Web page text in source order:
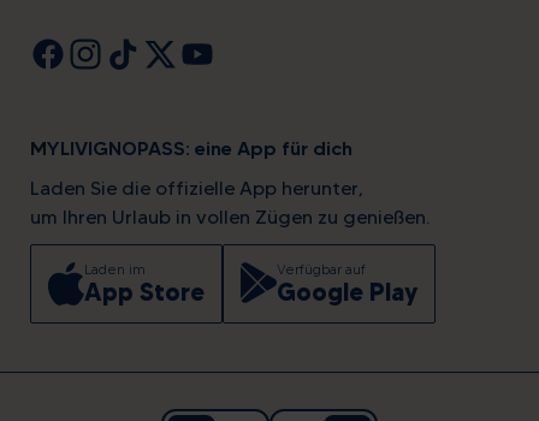
MYLIVIGNOPASS: eine App für dich
Laden Sie die offizielle App herunter,
um Ihren Urlaub in vollen Zügen zu genießen.
Laden im
App Store
Verfügbar auf
Google Play